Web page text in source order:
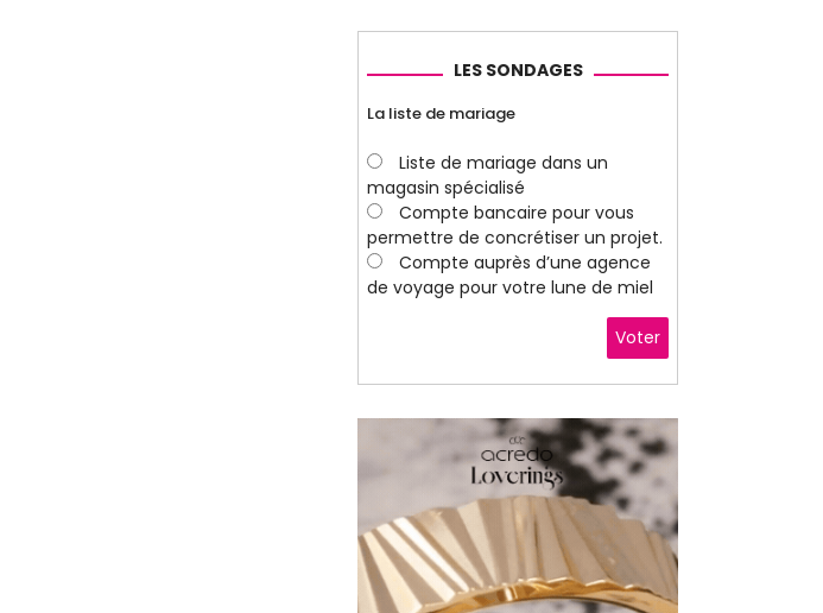
LES SONDAGES
La liste de mariage
Liste de mariage dans un
magasin spécialisé
Compte bancaire pour vous
permettre de concrétiser un projet.
Compte auprès d’une agence
de voyage pour votre lune de miel
Voter